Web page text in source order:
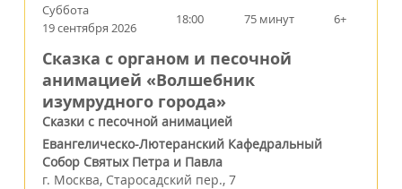
Суббота
19 сентября 2026
18:00 75 минут 6+
Сказка с органом и песочной
анимацией «Волшебник
изумрудного города»
Сказки с песочной анимацией
Евангелическо-Лютеранский Кафедральный
Собор Святых Петра и Павла
г. Москва, Старосадский пер., 7